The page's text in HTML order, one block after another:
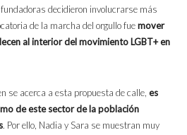
decidieron involucrarse más
de la marcha del orgullo fuemover
al interior del movimiento LGBT+ en
se acerca a esta propuesta de calle, es
de este sector de la población
. Por ello, Nadia y Sara se muestran muy